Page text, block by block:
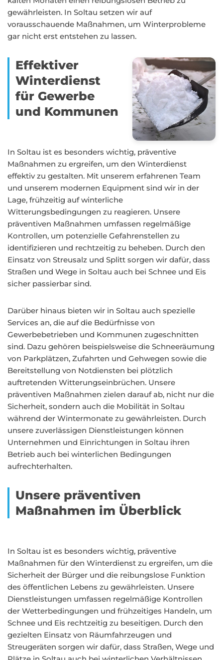
gewährleisten. In Soltau setzen wir auf
vorausschauende Maßnahmen, um Winterprobleme
gar nicht erst entstehen zu lassen.
Effektiver
Winterdienst
für Gewerbe
und Kommunen
In Soltau ist es besonders wichtig, präventive
Maßnahmen zu ergreifen, um den Winterdienst
effektiv zu gestalten. Mit unserem erfahrenen Team
und unserem modernen Equipment sind wir in der
Lage, frühzeitig auf winterliche
Witterungsbedingungen zu reagieren. Unsere
präventiven Maßnahmen umfassen regelmäßige
Kontrollen, um potenzielle Gefahrenstellen zu
identifizieren und rechtzeitig zu beheben. Durch den
Einsatz von Streusalz und Splitt sorgen wir dafür, dass
Straßen und Wege in Soltau auch bei Schnee und Eis
sicher passierbar sind.
Darüber hinaus bieten wir in Soltau auch spezielle
Services an, die auf die Bedürfnisse von
Gewerbebetrieben und Kommunen zugeschnitten
sind. Dazu gehören beispielsweise die Schneeräumung
von Parkplätzen, Zufahrten und Gehwegen sowie die
Bereitstellung von Notdiensten bei plötzlich
auftretenden Witterungseinbrüchen. Unsere
präventiven Maßnahmen zielen darauf ab, nicht nur die
Sicherheit, sondern auch die Mobilität in Soltau
während der Wintermonate zu gewährleisten. Durch
unsere zuverlässigen Dienstleistungen können
Unternehmen und Einrichtungen in Soltau ihren
Betrieb auch bei winterlichen Bedingungen
aufrechterhalten.
Unsere präventiven
Maßnahmen im Überblick
In Soltau ist es besonders wichtig, präventive
Maßnahmen für den Winterdienst zu ergreifen, um die
Sicherheit der Bürger und die reibungslose Funktion
des öffentlichen Lebens zu gewährleisten. Unsere
Dienstleistungen umfassen regelmäßige Kontrollen
der Wetterbedingungen und frühzeitiges Handeln, um
Schnee und Eis rechtzeitig zu beseitigen. Durch den
gezielten Einsatz von Räumfahrzeugen und
Streugeräten sorgen wir dafür, dass Straßen, Wege und